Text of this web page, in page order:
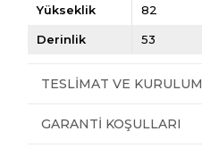
Yükseklik 82
Derinlik 53
TESLIMAT VE KURULUM
GARANTI KOŞULLARI